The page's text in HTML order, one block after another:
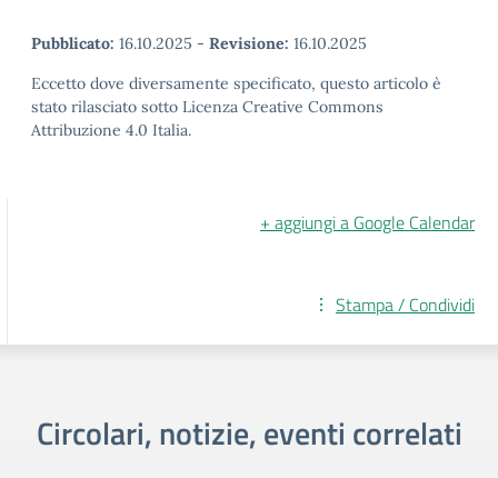
Pubblicato: 16.10.2025 - Revisione: 16.10.2025
Eccetto dove diversamente specificato, questo articolo è
stato rilasciato sotto Licenza Creative Commons
Attribuzione 4.0 Italia.
+ aggiungi a Google Calendar
Stampa / Condividi
Circolari, notizie, eventi correlati